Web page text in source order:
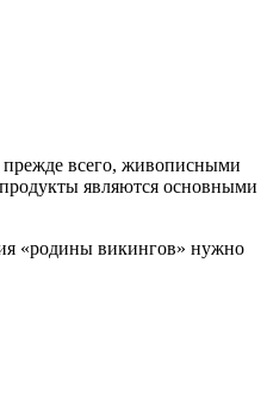
прежде всего, живописными
являются основными
«родины викингов» нужно